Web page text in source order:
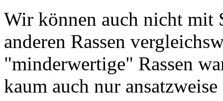
Wir können auch nicht mit
anderen Rassen
"minderwertige" Rassen
kaum auch nur